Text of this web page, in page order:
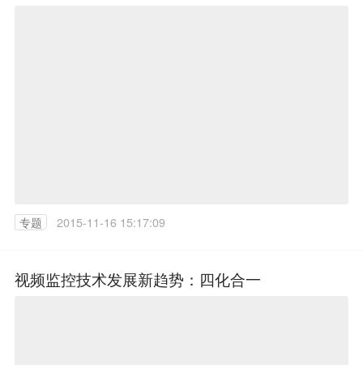
专题 2015-11-16 15:17:09
视频监控技术发展新趋势：四化合一